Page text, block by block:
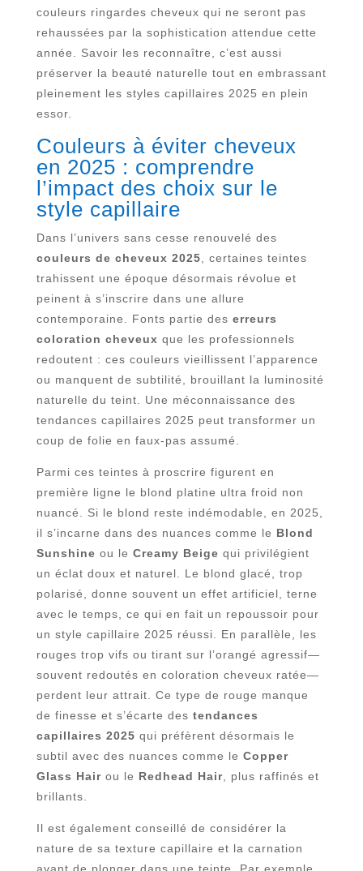
couleurs ringardes cheveux qui ne seront pas
rehaussées par la sophistication attendue cette
année. Savoir les reconnaître, c’est aussi
préserver la beauté naturelle tout en embrassant
pleinement les styles capillaires 2025 en plein
essor.
Couleurs à éviter cheveux
en 2025 : comprendre
l’impact des choix sur le
style capillaire
Dans l’univers sans cesse renouvelé des
couleurs de cheveux 2025 , certaines teintes
trahissent une époque désormais révolue et
peinent à s’inscrire dans une allure
contemporaine. Fonts partie des erreurs
coloration cheveux que les professionnels
redoutent : ces couleurs vieillissent l’apparence
ou manquent de subtilité, brouillant la luminosité
naturelle du teint. Une méconnaissance des
tendances capillaires 2025 peut transformer un
coup de folie en faux-pas assumé.
Parmi ces teintes à proscrire figurent en
première ligne le blond platine ultra froid non
nuancé. Si le blond reste indémodable, en 2025,
il s’incarne dans des nuances comme le Blond
Sunshine ou le Creamy Beige qui privilégient
un éclat doux et naturel. Le blond glacé, trop
polarisé, donne souvent un effet artificiel, terne
avec le temps, ce qui en fait un repoussoir pour
un style capillaire 2025 réussi. En parallèle, les
rouges trop vifs ou tirant sur l’orangé agressif—
souvent redoutés en coloration cheveux ratée—
perdent leur attrait. Ce type de rouge manque
de finesse et s’écarte des tendances
capillaires 2025 qui préfèrent désormais le
subtil avec des nuances comme le Copper
Glass Hairou le Redhead Hair, plus raffinés et
brillants.
Il est également conseillé de considérer la
nature de sa texture capillaire et la carnation